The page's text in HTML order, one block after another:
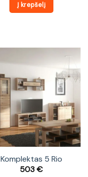
Į krepšelį
Komplektas 5 Rio
503€